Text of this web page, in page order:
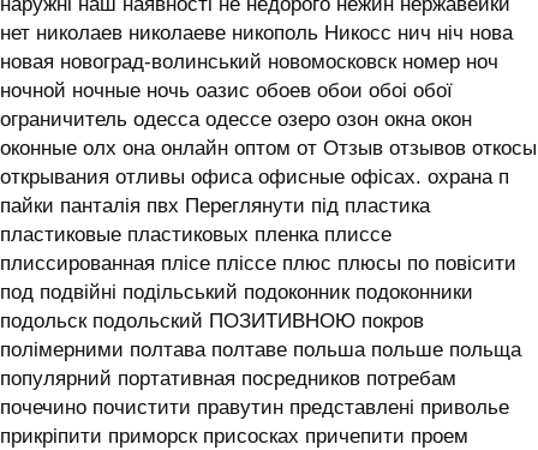
наружні наш наявності не недорого нежин нержавейки
нет николаев николаеве никополь Никосс нич ніч нова
новая новоград-волинський новомосковск номер ноч
ночной ночные ночь оазис обоев обои обоі обої
ограничитель одесса одессе озеро озон окна окон
оконные олх она онлайн оптом от Отзыв отзывов откосы
открывания отливы офиса офисные офісах. охрана п
пайки панталія пвх Переглянути під пластика
пластиковые пластиковых пленка плиссе
плиссированная плісе пліссе плюс плюсы по повісити
под подвійні подільський подоконник подоконники
подольск подольский ПОЗИТИВНОЮ покров
полімерними полтава полтаве польша польше польща
популярний портативная посредников потребам
почечино почистити правутин представлені приволье
прикріпити приморск присосках причепити проем